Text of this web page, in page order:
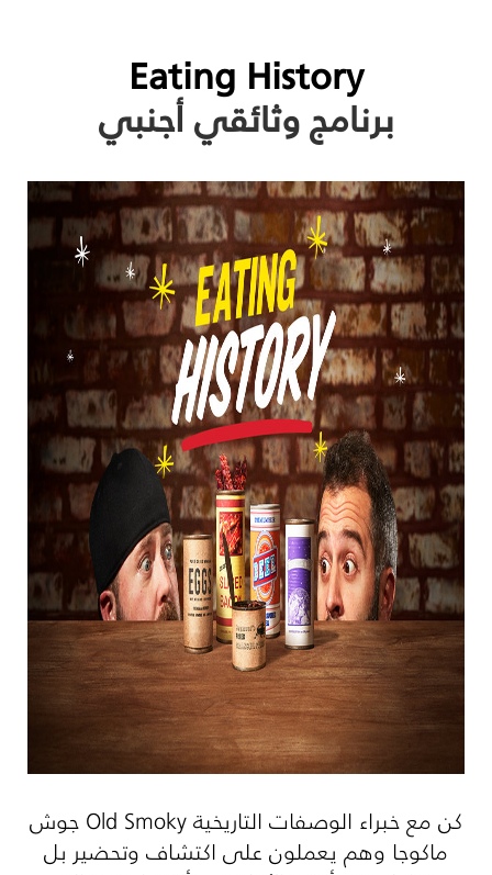
Eating History
برنامج وثائقي أجنبي
كن مع خبراء الوصفات التاريخيةOld Smokyجوش
ماكوجا وهم يعملون على اكتشاف وتحضير بل